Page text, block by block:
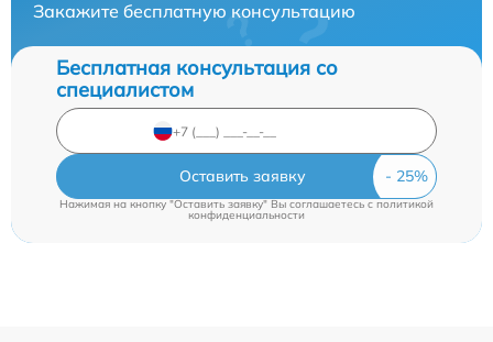
Закажите бесплатную консультацию
Бесплатная консультация со
специалистом
Оставить заявку
Нажимая на кнопку "Оставить заявку" Вы соглашаетесь c политикой
конфиденциальности